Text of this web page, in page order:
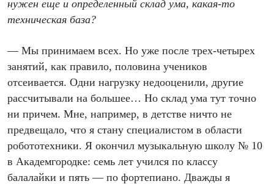
нужен еще и определенный склад ума, какая-то
техническая база?
— Мы принимаем всех. Но уже после трех-четырех
занятий, как правило, половина учеников
отсеивается. Одни нагрузку недооценили, другие
рассчитывали на большее… Но склад ума тут точно
ни причем. Мне, например, в детстве ничто не
предвещало, что я стану специалистом в области
робототехники. Я окончил музыкальную школу № 10
в Академгородке: семь лет учился по классу
балалайки и пять — по фортепиано. Дважды я